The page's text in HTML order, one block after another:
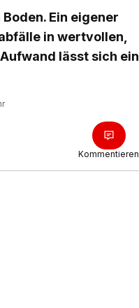
Ein eigener
in wertvollen,
lässt sich ein
Kommentieren